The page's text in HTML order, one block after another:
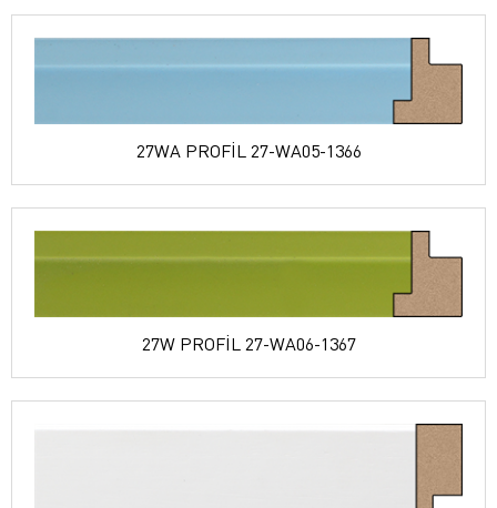
27WA PROFİL 27-WA05-1366
27W PROFİL 27-WA06-1367